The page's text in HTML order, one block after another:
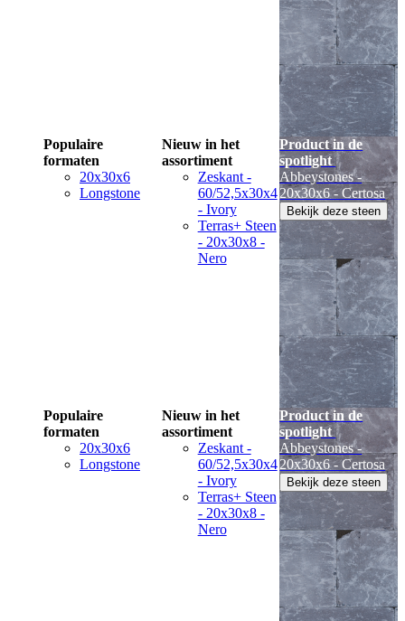
Populaire
formaten
20x30x6
Longstone
Nieuw in het
assortiment
Zeskant -
60/52,5x30x4
- Ivory
Terras+ Steen
- 20x30x8 -
Nero
Product in de
spotlight
Abbeystones -
20x30x6 - Certosa
Bekijk deze steen
Populaire
formaten
20x30x6
Longstone
Nieuw in het
assortiment
Zeskant -
60/52,5x30x4
- Ivory
Terras+ Steen
- 20x30x8 -
Nero
Product in de
spotlight
Abbeystones -
20x30x6 - Certosa
Bekijk deze steen